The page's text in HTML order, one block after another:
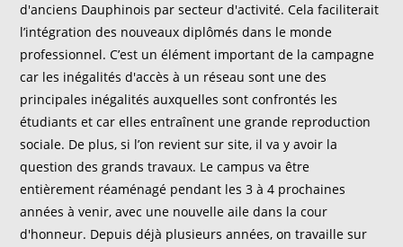
d'anciens Dauphinois par secteur d'activité. Cela faciliterait
l’intégration des nouveaux diplômés dans le monde
professionnel. C’est un élément important de la campagne
car les inégalités d'accès à un réseau sont une des
principales inégalités auxquelles sont confrontés les
étudiants et car elles entraînent une grande reproduction
sociale. De plus, si l’on revient sur site, il va y avoir la
question des grands travaux. Le campus va être
entièrement réaménagé pendant les 3 à 4 prochaines
années à venir, avec une nouvelle aile dans la cour
d'honneur. Depuis déjà plusieurs années, on travaille sur